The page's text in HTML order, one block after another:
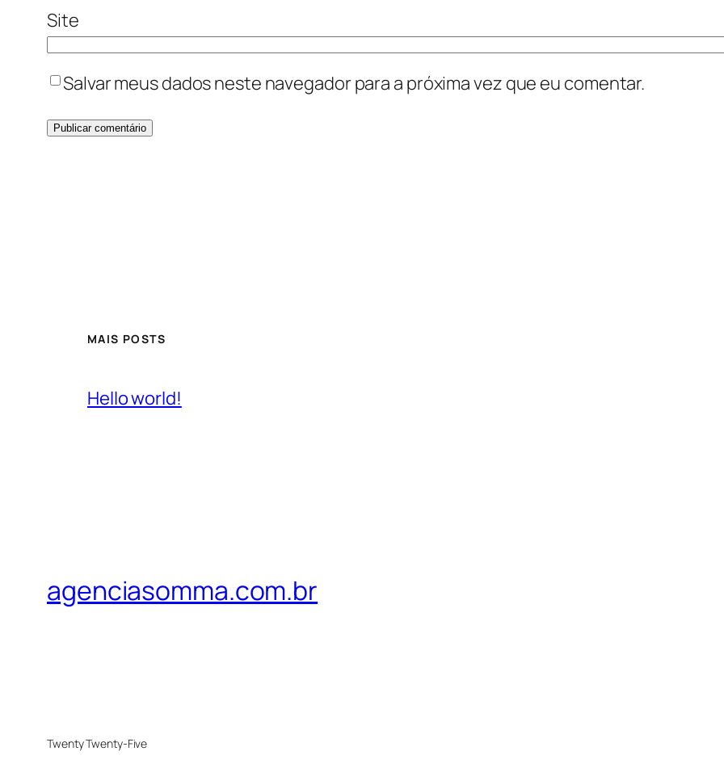
Site
Salvar meus dados neste navegador para a próxima vez que eu comentar.
MAIS POSTS
Hello world!
agenciasomma.com.br
Twenty Twenty-Five